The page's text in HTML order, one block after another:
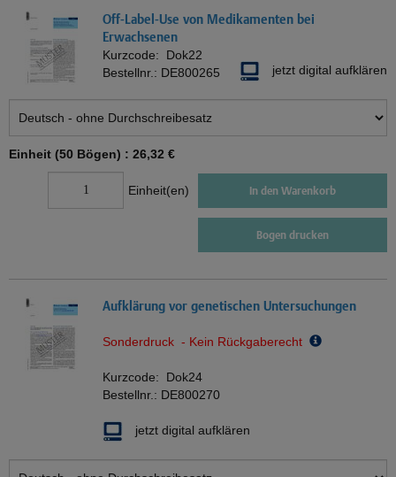
Off-Label-Use von Medikamenten bei
Erwachsenen
Kurzcode: Dok22
Bestellnr.: DE800265 jetzt digital aufklären
Einheit (50 Bögen) : 26,32 €
Einheit(en) In den Warenkorb
Bogen drucken
Aufklärung vor genetischen Untersuchungen
Sonderdruck - Kein Rückgaberecht
Kurzcode: Dok24
Bestellnr.: DE800270
jetzt digital aufklären